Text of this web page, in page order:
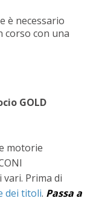
è necessario
corso con una
GOLD
motorie
Prima di
dei titoli. Passa a